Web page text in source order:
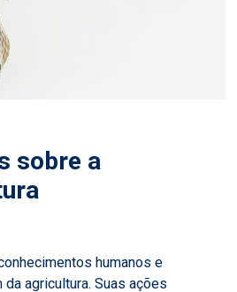
sobre a
humanos e
agricultura. Suas ações